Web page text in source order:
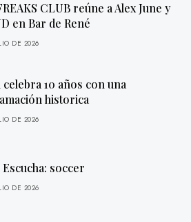
CLUB reúne a Alex June y
en Bar de René
DE 2026
celebra 10 años con una
historica
DE 2026
Escucha: soccer
DE 2026